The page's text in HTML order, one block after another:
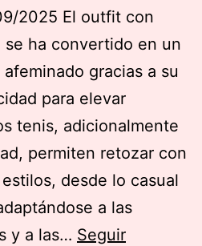
2025 El outfit con
ha convertido en un
gracias a su
para elevar
tenis, adicionalmente
permiten retozar con
desde lo casual
a las
y a las… Seguir